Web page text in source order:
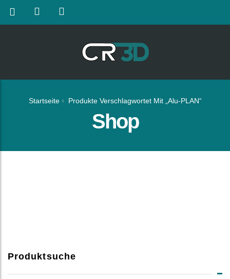
Startseite Produkte Verschlagwortet Mit „Alu-PLAN“
Shop
Produktsuche